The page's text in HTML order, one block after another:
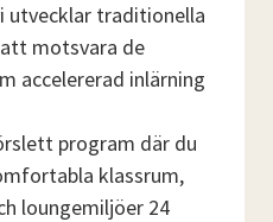
utvecklar traditionella
motsvara de
accelererad inlärning
program där du
klassrum,
loungemiljöer 24